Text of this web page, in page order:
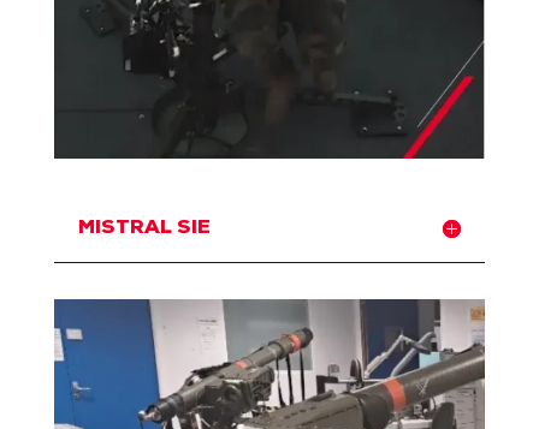
MISTRAL SIE